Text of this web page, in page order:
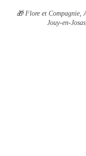
🎁 Flore et Compagnie,
Jouy-en-